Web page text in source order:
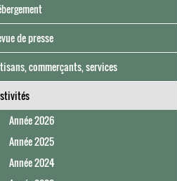
de presse
commerçants, services
Année 2026
Année 2025
Année 2024